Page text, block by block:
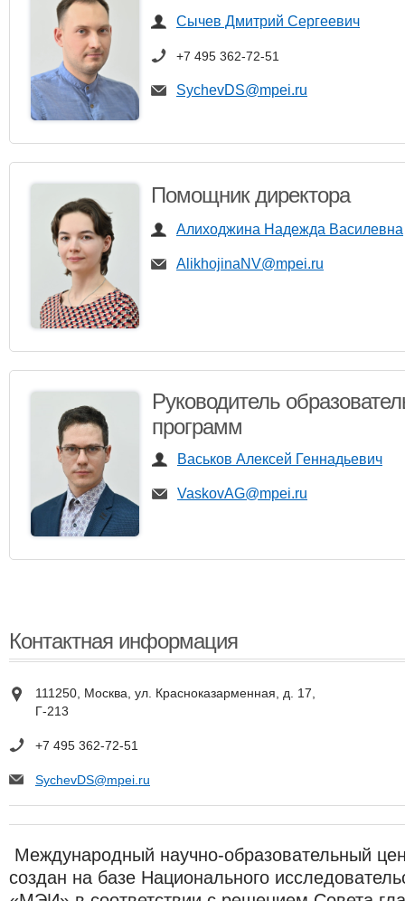
Сычев Дмитрий Сергеевич
+7 495 362-72-51
SychevDS@mpei.ru
Помощник директора
Алиходжина Надежда Василевна
AlikhojinaNV@mpei.ru
Руководитель
программ
Васьков Алексей Геннадьевич
VaskovAG@mpei.ru
Контактная информация
111250, Москва, ул. Красноказарменная, д. 17,
Г-213
+7 495 362-72-51
SychevDS@mpei.ru
Международный научно-образовательный
создан на базе Национального